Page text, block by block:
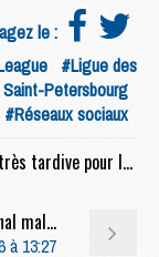
le :
#Ligue des
Petersbourg
#Réseaux sociaux
Club : Une reprise d'entraînement très tardive pour le PSG
Europe : Le PSG va gagner à peine plus qu'Arsenal malgré sa victoire
à 13:27